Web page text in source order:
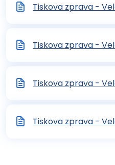
Tiskova zprava -
Tiskova zprava -
Tiskova zprava -
Tiskova zprava -